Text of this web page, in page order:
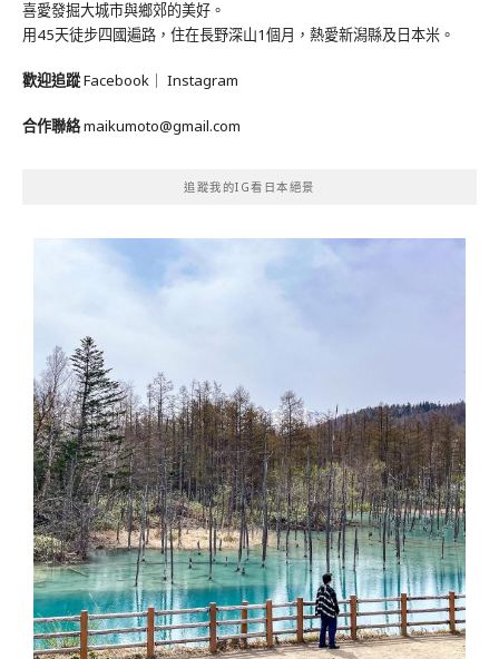
喜愛發掘大城市與鄉郊的美好。
用45天徒步四國遍路，住在長野深山1個月，熱愛新潟縣及日本米。
歡迎追蹤Facebook ｜ Instagram
合作聯絡maikumoto@gmail.com
追蹤我的IG看日本絕景